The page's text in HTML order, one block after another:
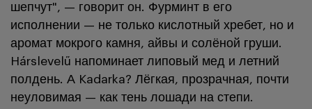
шепчут", — говорит он. Фурминт в его
исполнении — не только кислотный хребет, но и
аромат мокрого камня, айвы и солёной груши.
Hárslevelű напоминает липовый мед и летний
полдень. А Kadarka? Лёгкая, прозрачная, почти
неуловимая — как тень лошади на степи.